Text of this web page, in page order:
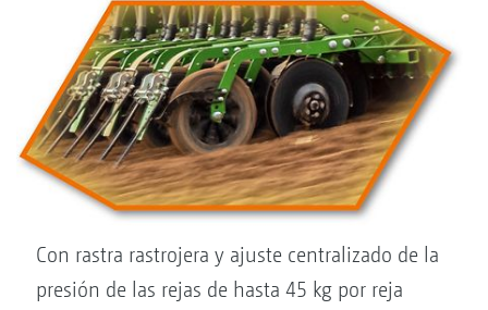
Con rastra rastrojera y ajuste centralizado de la
presión de las rejas de hasta 45 kg por reja